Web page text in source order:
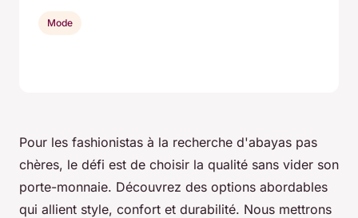
Pour les fashionistas à la recherche d'abayas pas
chères, le défi est de choisir la qualité sans vider son
porte-monnaie. Découvrez des options abordables
qui allient style, confort et durabilité. Nous mettrons
Mode